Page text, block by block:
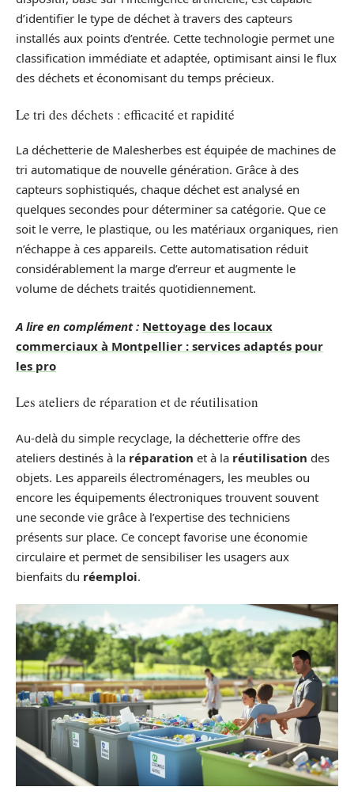
d’identifier le type de déchet à travers des capteurs
installés aux points d’entrée. Cette technologie permet une
classification immédiate et adaptée, optimisant ainsi le flux
des déchets et économisant du temps précieux.
Le tri des déchets : efficacité et rapidité
La déchetterie de Malesherbes est équipée de machines de
tri automatique de nouvelle génération. Grâce à des
capteurs sophistiqués, chaque déchet est analysé en
quelques secondes pour déterminer sa catégorie. Que ce
soit le verre, le plastique, ou les matériaux organiques, rien
n’échappe à ces appareils. Cette automatisation réduit
considérablement la marge d’erreur et augmente le
volume de déchets traités quotidiennement.
A lire en complément : Nettoyage des locaux
commerciaux à Montpellier : services adaptés pour
les pro
Les ateliers de réparation et de réutilisation
Au-delà du simple recyclage, la déchetterie offre des
ateliers destinés à la réparation et à la réutilisation des
objets. Les appareils électroménagers, les meubles ou
encore les équipements électroniques trouvent souvent
une seconde vie grâce à l’expertise des techniciens
présents sur place. Ce concept favorise une économie
circulaire et permet de sensibiliser les usagers aux
bienfaits du réemploi.